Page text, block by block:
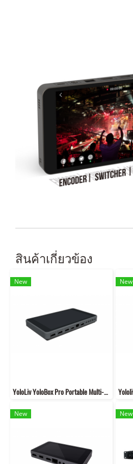
สินค้าเกี่ยวข้อง
New
YoloLiv YoloBox Pro Portable Multi-Camera Encoder/Streamer/Switcher/Monitor/Recorder
New
New New